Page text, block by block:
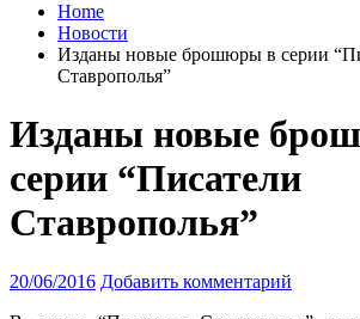
Home
Новости
Изданы новые брошюры в серии
Ставрополья”
Изданы новые
серии “Писатели
Ставрополья”
20/06/2016 Добавить комментарий